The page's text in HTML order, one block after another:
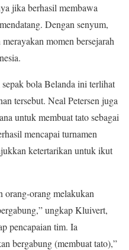
jika berhasil membawa
Dengan senyum,
momen bersejarah
bola Belanda ini terlihat
tersebut. Neal Petersen juga
untuk membuat tato sebagai
mencapai turnamen
ketertarikan untuk ikut
orang-orang melakukan
ungkap Kluivert,
pencapaian tim. Ia
bergabung (membuat tato),”